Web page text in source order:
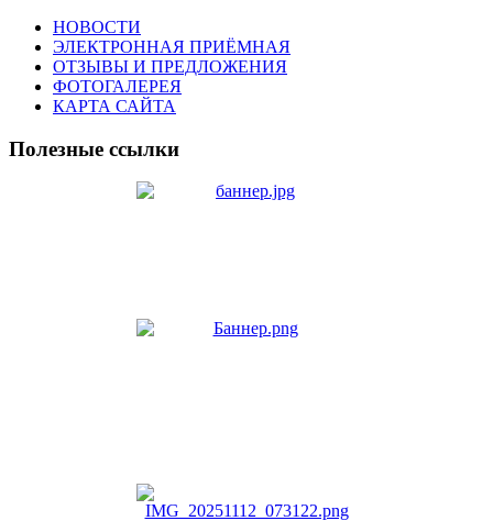
НОВОСТИ
ЭЛЕКТРОННАЯ ПРИЁМНАЯ
ОТЗЫВЫ И ПРЕДЛОЖЕНИЯ
ФОТОГАЛЕРЕЯ
КАРТА САЙТА
Полезные ссылки